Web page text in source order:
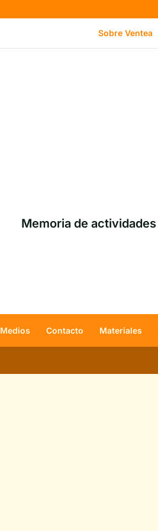
Sobre Ventea
Memoria de
Medios Contacto Materiales